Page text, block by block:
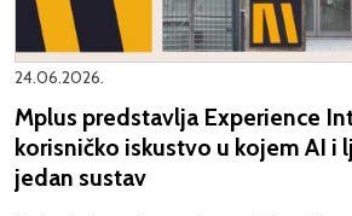
24.06.2026.
Mplus predstavlja Experience
korisničko iskustvo u kojem AI i
jedan sustav